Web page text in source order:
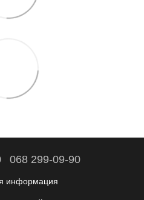
068 299-09-90
информация